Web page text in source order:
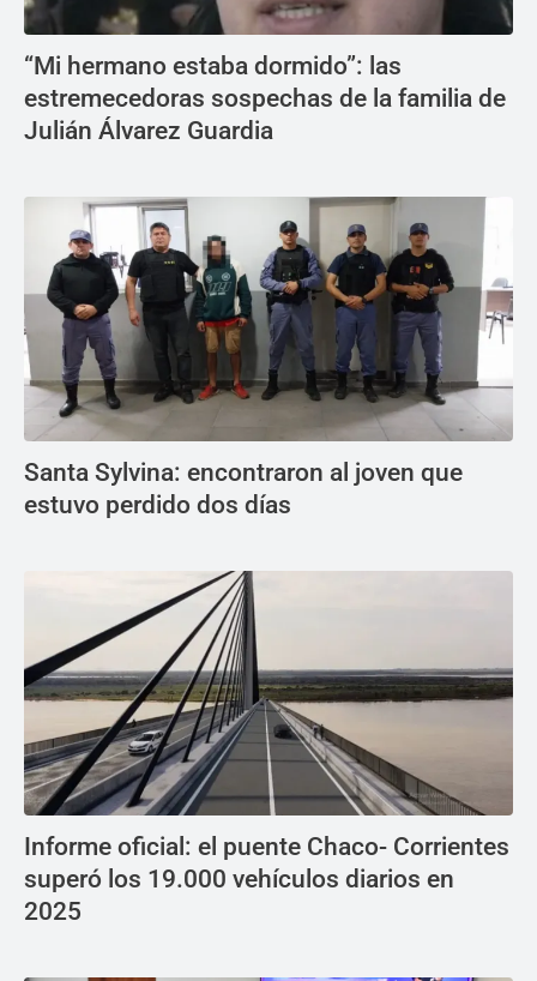
“Mi hermano estaba dormido”: las
estremecedoras sospechas de la familia de
Julián Álvarez Guardia
Santa Sylvina: encontraron al joven que
estuvo perdido dos días
Informe oficial: el puente Chaco- Corrientes
superó los 19.000 vehículos diarios en
2025